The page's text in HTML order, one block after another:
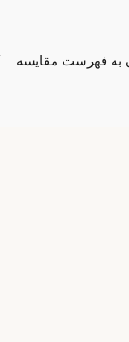
به فهرست مقایسه